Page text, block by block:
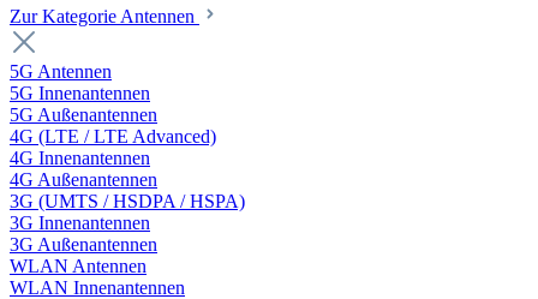
Zur Kategorie Antennen
5G Antennen
5G Innenantennen
5G Außenantennen
4G (LTE / LTE Advanced)
4G Innenantennen
4G Außenantennen
3G (UMTS / HSDPA / HSPA)
3G Innenantennen
3G Außenantennen
WLAN Antennen
WLAN Innenantennen